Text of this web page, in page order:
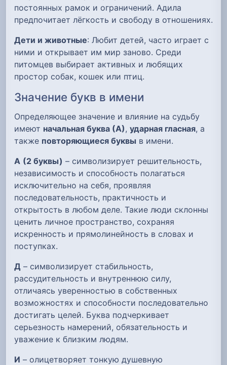
постоянных рамок и ограничений. Адила
предпочитает лёгкость и свободу в отношениях.
Дети и животные: Любит детей, часто играет с
ними и открывает им мир заново. Среди
питомцев выбирает активных и любящих
простор собак, кошек или птиц.
Значение букв в имени
Определяющее значение и влияние на судьбу
имеют начальная буква (А), ударная гласная, а
также повторяющиеся буквы в имени.
А (2 буквы) – символизирует решительность,
независимость и способность полагаться
исключительно на себя, проявляя
последовательность, практичность и
открытость в любом деле. Такие люди склонны
ценить личное пространство, сохраняя
искренность и прямолинейность в словах и
поступках.
Д – символизирует стабильность,
рассудительность и внутреннюю силу,
отличаясь уверенностью в собственных
возможностях и способности последовательно
достигать целей. Буква подчеркивает
серьезность намерений, обязательность и
уважение к близким людям.
И – олицетворяет тонкую душевную